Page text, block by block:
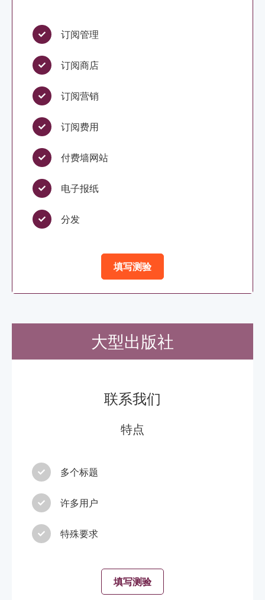
订阅管理
订阅商店
订阅营销
订阅费用
付费墙网站
电子报纸
分发
填写测验
大型出版社
联系我们
特点
多个标题
许多用户
特殊要求
填写测验